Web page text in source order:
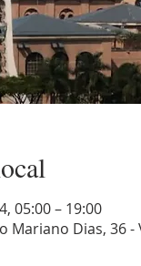
05:00 – 19:00
Mariano Dias, 36 -